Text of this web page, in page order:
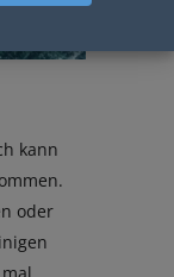
kann
oder